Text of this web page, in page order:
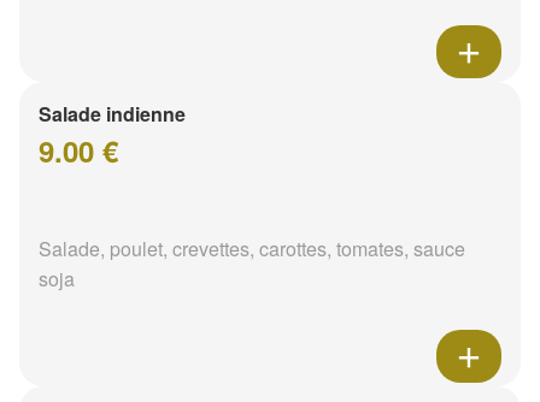
Salade indienne
9.00 €
Salade, poulet, crevettes, carottes, tomates, sauce
soja